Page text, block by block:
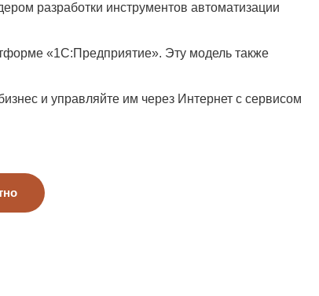
разработки инструментов автоматизации
«1С:Предприятие». Эту модель также
и управляйте им через Интернет с сервисом